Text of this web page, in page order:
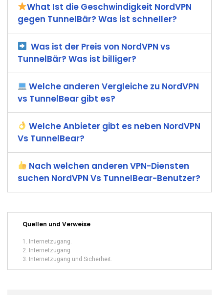
What Ist die Geschwindigkeit NordVPN
gegen TunnelBär? Was ist schneller?
Was ist der Preis von NordVPN vs
TunnelBär? Was ist billiger?
Welche anderen Vergleiche zu NordVPN
vs TunnelBear gibt es?
Welche Anbieter gibt es neben NordVPN
Vs TunnelBear?
Nach welchen anderen VPN-Diensten
suchen NordVPN Vs TunnelBear-Benutzer?
Quellen und Verweise
Internetzugang.
Internetzugang.
Internetzugang und Sicherheit.